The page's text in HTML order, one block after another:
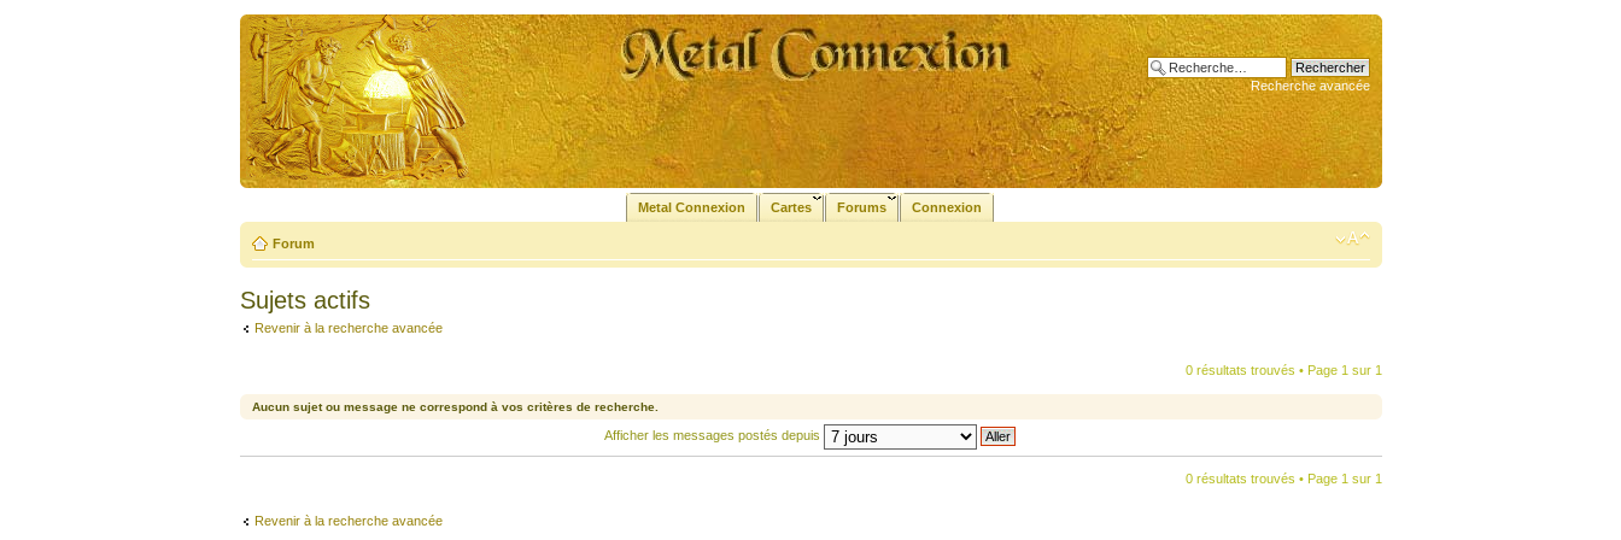
Recherche avancée
Metal Connexion Cartes Forums Connexion
Forum
Sujets actifs
Revenir à la recherche avancée
0 résultats trouvés • Page 1 sur 1
Aucun sujet ou message ne correspond à vos critères de recherche.
Afficher les messages postés depuis
0 résultats trouvés • Page 1 sur 1
Revenir à la recherche avancée